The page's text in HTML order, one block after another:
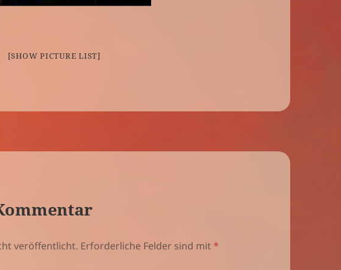
[SHOW PICTURE LIST]
veröffentlicht. Erforderliche Felder sind mit *